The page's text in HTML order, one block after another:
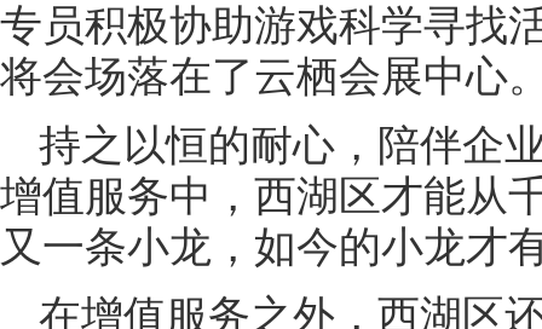
专员积极协助游戏科学寻找
将会场落在了云栖会展中心
持之以恒的耐心，陪伴企
增值服务中，西湖区才能从
又一条小龙，如今的小龙才
在增值服务之外，西湖区